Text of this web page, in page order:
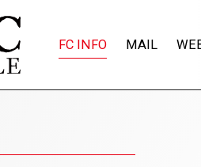
FC INFO MAIL